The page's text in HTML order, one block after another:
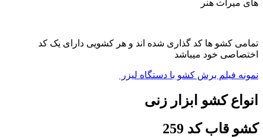
های میراث هنر
تمامی کشو ها کد گذاری شده اند و هر کشویی دارای یک کد
اختصاصی خود میباشد
نمونه فیلم برش کشو با دستگاه لیزر
انواع کشو ابزار زنی
کشو قاب کد 259